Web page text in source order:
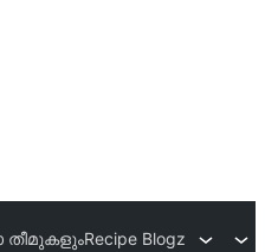
തീമുകളുംRecipe Blogz